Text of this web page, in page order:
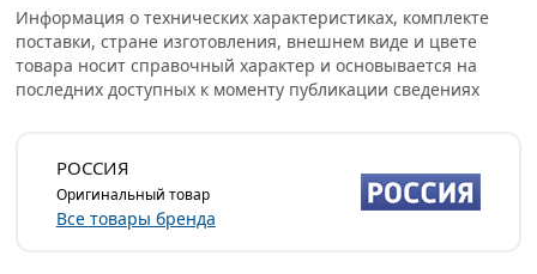
проведении рихтовки листовых металлов, сборочных и
демонтажных работах. Она имеет классическую
универсальную конструкцию: длина составляет 365 мм,
а вес - 442 г.
сфере при необходимости осуществления деликатных
ударных операций.
Информация о технических характеристиках, комплекте
поставки, стране изготовления, внешнем виде и цвете
товара носит справочный характер и основывается на
последних доступных к моменту публикации сведениях
РОССИЯ
Оригинальный товар
Все товары бренда